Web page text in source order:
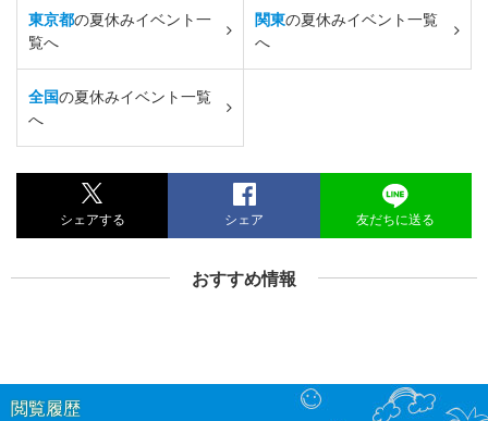
東京都の夏休みイベント一
覧へ
関東の夏休みイベント一覧
へ
全国の夏休みイベント一覧
へ
シェアする シェア 友だちに送る
おすすめ情報
閲覧履歴